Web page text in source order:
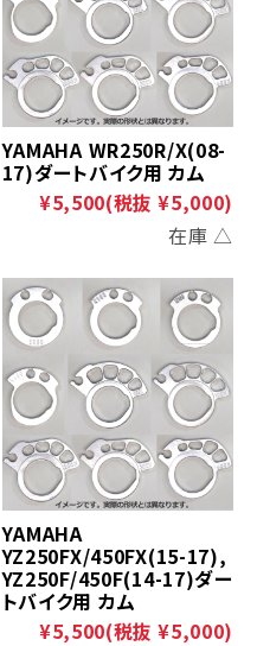
YAMAHA WR250R/X(08-
17)ダートバイク用 カム
¥5,500(税抜 ¥5,000)
在庫 △
YAMAHA
YZ250FX/450FX(15-17),
YZ250F/450F(14-17)ダー
トバイク用 カム
¥5,500(税抜 ¥5,000)